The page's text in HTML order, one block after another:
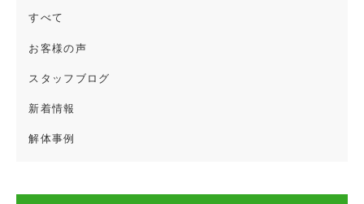
すべて
お客様の声
スタッフブログ
新着情報
解体事例